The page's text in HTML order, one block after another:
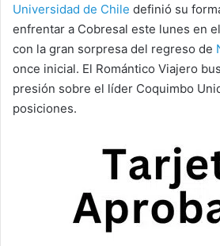
Universidad de Chile definió su
enfrentar a Cobresal este lunes en
con la gran sorpresa del regreso de
once inicial. El Romántico Viajero
presión sobre el líder Coquimbo
posiciones.